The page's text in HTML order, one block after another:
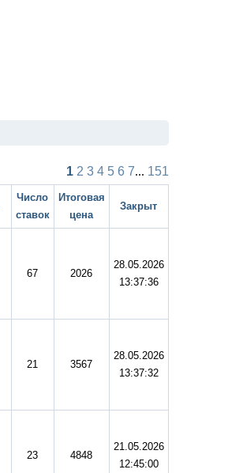
1 2 3 4 5 6 7... 151
Число
ставок
Итоговая
цена
Закрыт
67 2026
28.05.2026
13:37:36
21 3567
28.05.2026
13:37:32
23 4848
21.05.2026
12:45:00